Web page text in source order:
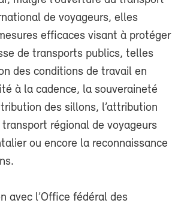
de voyageurs, elles
efficaces visant à protéger
de transports publics, telles
des conditions de travail en
à la cadence, la souveraineté
des sillons, l’attribution
régional de voyageurs
ou encore la reconnaissance
avec l’Office fédéral des